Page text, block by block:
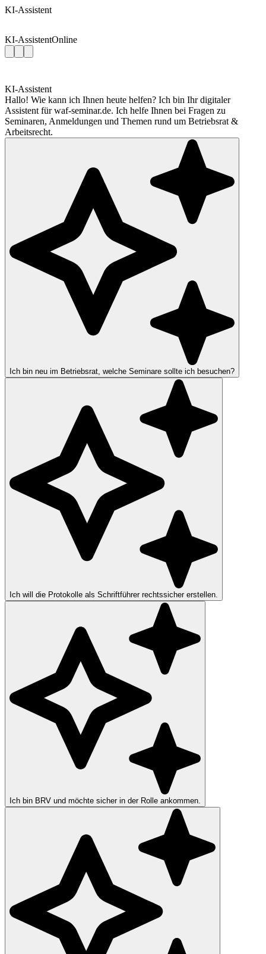
KI-Assistent
KI-AssistentOnline
KI-Assistent
Hallo! Wie kann ich Ihnen heute helfen? Ich bin Ihr digitaler
Assistent für waf-seminar.de. Ich helfe Ihnen bei Fragen zu
Seminaren, Anmeldungen und Themen rund um Betriebsrat &
Arbeitsrecht.
Ich bin neu im Betriebsrat, welche Seminare sollte ich besuchen?
Ich will die Protokolle als Schriftführer rechtssicher erstellen.
Ich bin BRV und möchte sicher in der Rolle ankommen.